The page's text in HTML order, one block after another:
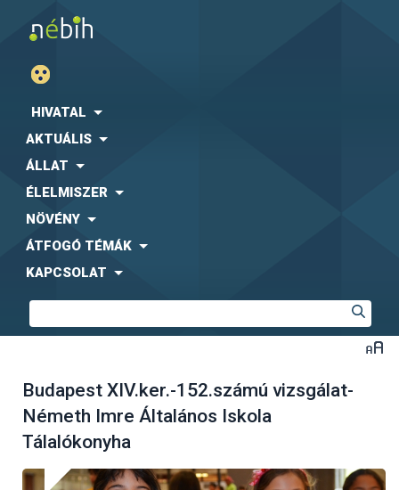
HIVATAL
AKTUÁLIS
ÁLLAT
ÉLELMISZER
NÖVÉNY
ÁTFOGÓ TÉMÁK
KAPCSOLAT
Budapest XIV.ker.-152.számú vizsgálat-
Németh Imre Általános Iskola
Tálalókonyha